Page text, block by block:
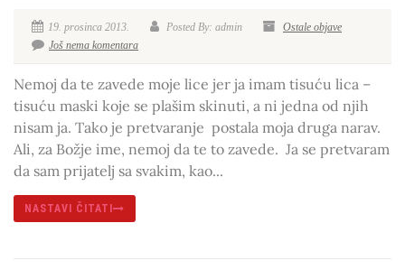
19. prosinca 2013. Posted By: admin
Ostale objave
Još nema komentara
Nemoj da te zavede moje lice jer ja imam tisuću lica –
tisuću maski koje se plašim skinuti, a ni jedna od njih
nisam ja. Tako je pretvaranje postala moja druga narav.
Ali, za Božje ime, nemoj da te to zavede. Ja se pretvaram
da sam prijatelj sa svakim, kao...
NASTAVI ČITATI